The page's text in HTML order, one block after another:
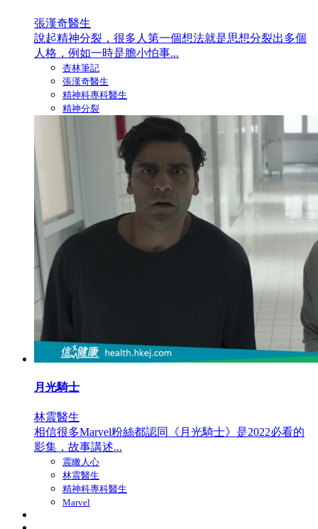
張漢奇醫生
說起精神分裂，很多人第一個想法就是思想分裂出多個
人格，例如一時是膽小怕事...
杏林筆記
張漢奇醫生
精神科專科醫生
精神分裂
月光騎士
林震醫生
相信很多Marvel粉絲都認同《月光騎士》是2022必看的
影集，故事講述...
震瞰人心
林震醫生
精神科專科醫生
Marvel